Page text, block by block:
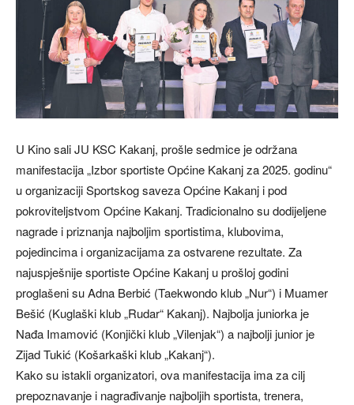
U Kino sali JU KSC Kakanj, prošle sedmice je održana
manifestacija „Izbor sportiste Općine Kakanj za 2025. godinu“
u organizaciji Sportskog saveza Općine Kakanj i pod
pokroviteljstvom Općine Kakanj. Tradicionalno su dodijeljene
nagrade i priznanja najboljim sportistima, klubovima,
pojedincima i organizacijama za ostvarene rezultate. Za
najuspješnije sportiste Općine Kakanj u prošloj godini
proglašeni su Adna Berbić (Taekwondo klub „Nur“) i Muamer
Bešić (Kuglaški klub „Rudar“ Kakanj). Najbolja juniorka je
Nađa Imamović (Konjički klub „Vilenjak“) a najbolji junior je
Zijad Tukić (Košarkaški klub „Kakanj“).
Kako su istakli organizatori, ova manifestacija ima za cilj
prepoznavanje i nagrađivanje najboljih sportista, trenera,